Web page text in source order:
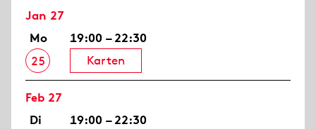
Jan 27
Mo
25
19:00 – 22:30
Karten
Feb 27
Di
19:00 – 22:30